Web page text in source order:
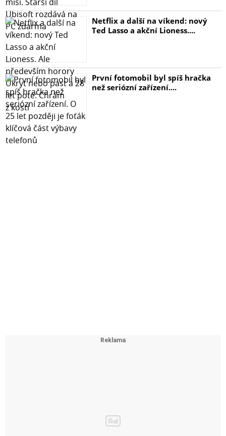
Netflix a další na víkend: nový
Ted Lasso a akční Lioness....
První fotomobil byl spíš hračka
než seriózní zařízení....